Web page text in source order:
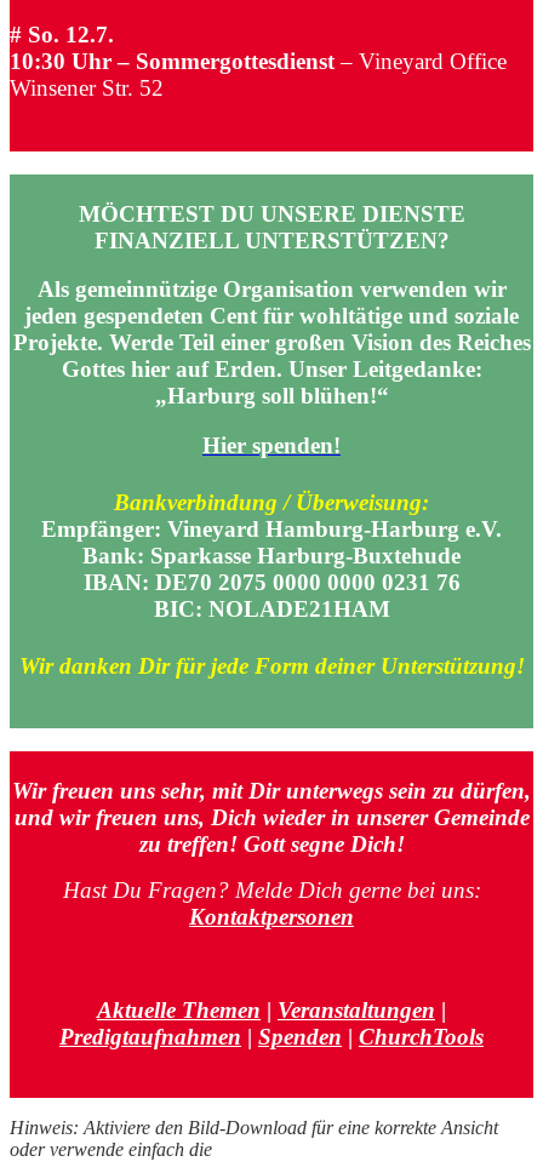
# So. 12.7.
10:30 Uhr – Sommergottesdienst– Vineyard Office
Winsener Str. 52
MÖCHTEST DU UNSERE DIENSTE
FINANZIELL UNTERSTÜTZEN?
Als gemeinnützige Organisation verwenden wir
jeden gespendeten Cent für wohltätige und soziale
Projekte. Werde Teil einer großen Vision des Reiches
Gottes hier auf Erden. Unser Leitgedanke:
„Harburg soll blühen!“
Hier spenden!
Bankverbindung / Überweisung:
Empfänger: Vineyard Hamburg-Harburg e.V.
Bank: Sparkasse Harburg-Buxtehude
IBAN: DE70 2075 0000 0000 0231 76
BIC: NOLADE21HAM
Wir danken Dir für jede Form deiner Unterstützung!
Wir freuen uns sehr, mit Dir unterwegs sein zu dürfen,
und wir freuen uns, Dich wieder in unserer Gemeinde
zu treffen! Gott segne Dich!
Hast Du Fragen? Melde Dich gerne bei uns:
Kontaktpersonen
Aktuelle Themen | Veranstaltungen |
Predigtaufnahmen | Spenden | ChurchTools
Hinweis: Aktiviere den Bild-Download für eine korrekte Ansicht
oder verwende einfach die